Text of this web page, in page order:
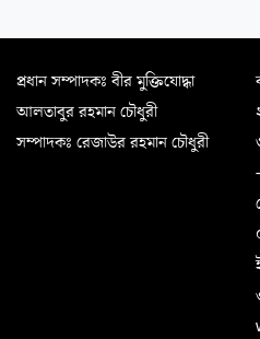
প্রধান সম্পাদকঃ বীর মুক্তিযোদ্ধা
আলতাবুর রহমান চৌধুরী
সম্পাদকঃ রেজাউর রহমান চৌধুরী